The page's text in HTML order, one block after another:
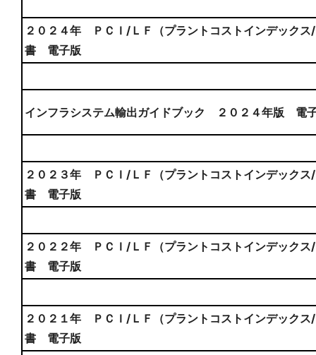
２０２４年 ＰＣＩ/ＬＦ（プラントコストインデックス
書 電子版
インフラシステム輸出ガイドブック ２０２４年版 電
２０２３年 ＰＣＩ/ＬＦ（プラントコストインデックス
書 電子版
２０２２年 ＰＣＩ/ＬＦ（プラントコストインデックス
書 電子版
２０２１年 ＰＣＩ/ＬＦ（プラントコストインデックス
書 電子版